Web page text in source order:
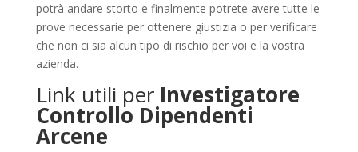
potrà andare storto e finalmente potrete avere tutte le
prove necessarie per ottenere giustizia o per verificare
che non ci sia alcun tipo di rischio per voi e la vostra
azienda.
Link utili per Investigatore
Controllo Dipendenti
Arcene